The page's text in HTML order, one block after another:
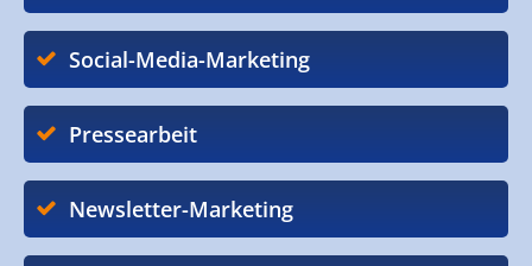
Social-Media-Marketing
Pressearbeit
Newsletter-Marketing